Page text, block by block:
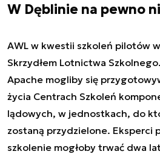
W Dęblinie na pewno
AWL w kwestii szkoleń pilotów
Skrzydłem Lotnictwa
Apache mogliby się
życia Centrach Szkoleń
lądowych, w jednostkach, do
zostaną przydzielone. Eksperci
szkolenie mogłoby trwać dwa